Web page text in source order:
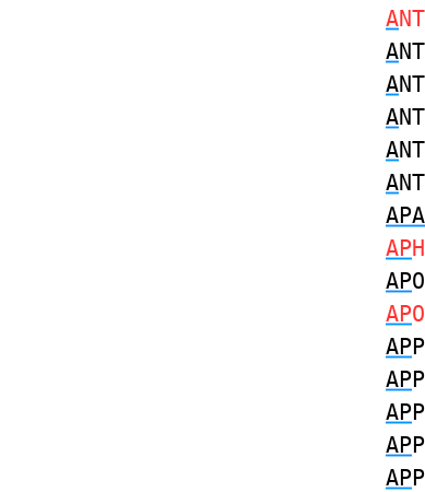
A
A
A
A
A
A
APA
APH
AP
AP
AP
AP
AP
AP
AP